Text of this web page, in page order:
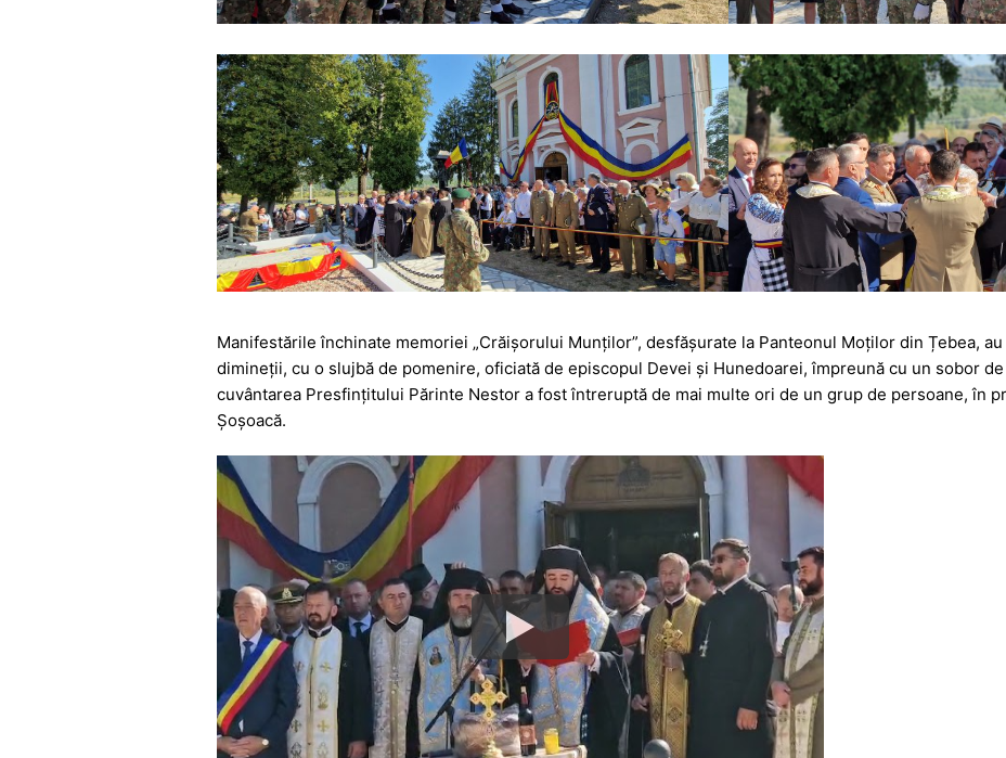
Manifestările închinate memoriei „Crăișorului Munților”, desfășurate la Panteonul Moților din Țebea,
dimineții, cu o slujbă de pomenire, oficiată de episcopul Devei și Hunedoarei, împreună cu un sobor
cuvântarea Presfințitului Părinte Nestor a fost întreruptă de mai multe ori de un grup de persoane, în
Șoșoacă.